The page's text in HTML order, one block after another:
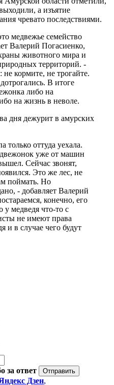
а изъятие
чревато последствиями.
медвежье семейство
Валерий Погасиенко,
животного мира и
территорий. -
кормите, не трогайте.
В итоге
либо на
на жизнь в неволе.
дня дежурит в амурских
только оттуда уехала.
уже от машин
Сейчас звонят,
Это же лес, не
поймать. Но
- добавляет Валерий
конечно, его
у медведя что-то с
не имеют права
и в случае чего будут
за ответ
Дзен,